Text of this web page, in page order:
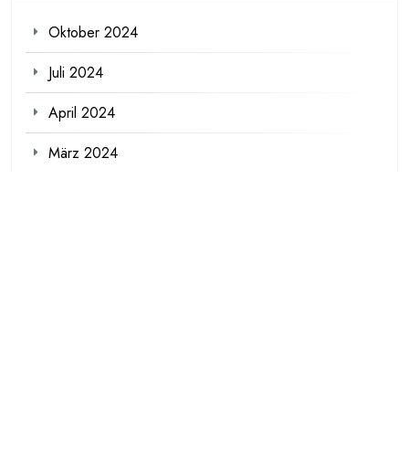
Oktober 2024
Juli 2024
April 2024
März 2024